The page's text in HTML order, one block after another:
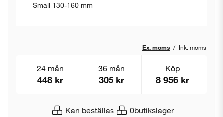
Small 130-160 mm
Ex. moms / Ink. moms
Kan beställas 0butikslager
24 mån
448 kr
36 mån
305 kr
Köp
8 956 kr